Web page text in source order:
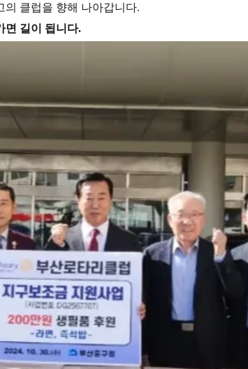
의 클럽을 향해 나아갑니다.
면 길이 됩니다.